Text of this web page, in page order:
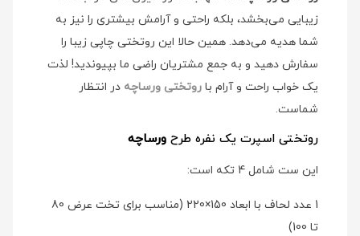
زیبایی می‌بخشد، بلکه راحتی و آرامش بیشتری را نیز به
شما هدیه می‌دهد. همین حالا این روتختی چاپی زیبا را
سفارش دهید و به جمع مشتریان راضی ما بپیوندید! لذت
یک خواب راحت و آرام با روتختی ورساچه در انتظار
شماست.
روتختی اسپرت یک نفره طرح ورساچه
این ست شامل 4 تکه است:
1 عدد لحاف با ابعاد 150×220 (مناسب برای تخت عرض 80
تا 100)